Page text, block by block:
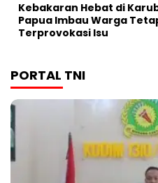
Kebakaran Hebat di
Papua Imbau Warga
Terprovokasi Isu
PORTAL TNI